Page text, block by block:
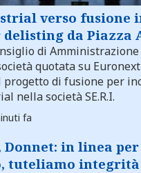
verso fusione
delisting da Piazza
di Amministrazione
quotata su
di fusione per
nella società SE.R.I.
fa
Donnet: in linea
tuteliamo